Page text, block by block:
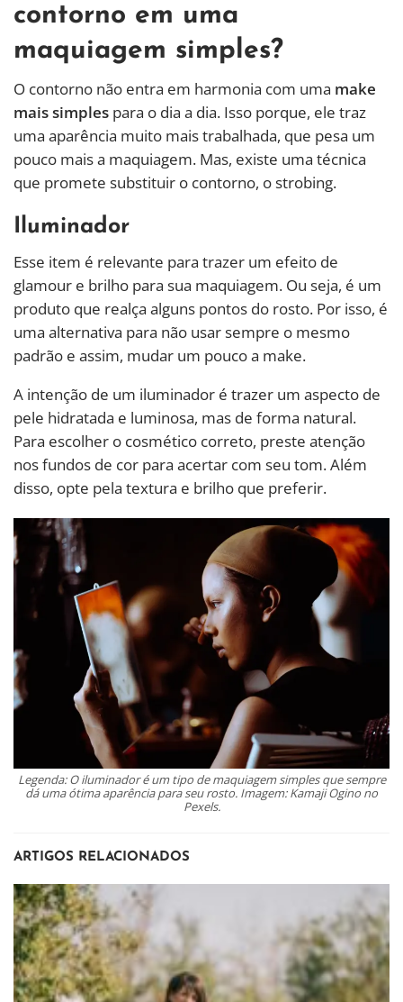
contorno em uma
maquiagem simples?
O contorno não entra em harmonia com uma make
mais simples para o dia a dia. Isso porque, ele traz
uma aparência muito mais trabalhada, que pesa um
pouco mais a maquiagem. Mas, existe uma técnica
que promete substituir o contorno, o strobing.
Iluminador
Esse item é relevante para trazer um efeito de
glamour e brilho para sua maquiagem. Ou seja, é um
produto que realça alguns pontos do rosto. Por isso, é
uma alternativa para não usar sempre o mesmo
padrão e assim, mudar um pouco a make.
A intenção de um iluminador é trazer um aspecto de
pele hidratada e luminosa, mas de forma natural.
Para escolher o cosmético correto, preste atenção
nos fundos de cor para acertar com seu tom. Além
disso, opte pela textura e brilho que preferir.
Legenda: O iluminador é um tipo de maquiagem simples que sempre
dá uma ótima aparência para seu rosto. Imagem: Kamaji Ogino no
Pexels.
ARTIGOS RELACIONADOS